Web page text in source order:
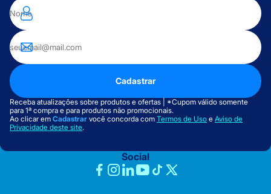
Cadastrar
Receba atualizações sobre produtos e ofertas | *Cupom válido somente
para 1ª compra e para produtos não promocionais.
Ao clicar em Cadastrar você concorda com Termos de Uso e Aviso de
Privacidade deste site.
Social